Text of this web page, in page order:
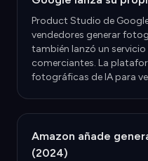
Product Studio de
vendedores generar
también lanzó un
comerciantes. La
fotográficas de IA para
Amazon añade
(2024)